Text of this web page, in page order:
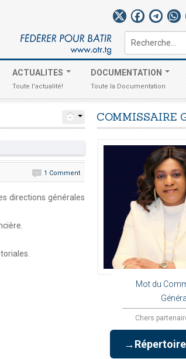
Rechercher
ACTUALITES
Toute l'actualité!
DOCUMENTATION
Toute la Documentation
1 Comment
directions générales
COMMISSAIRE
Mot du
Général
Chers